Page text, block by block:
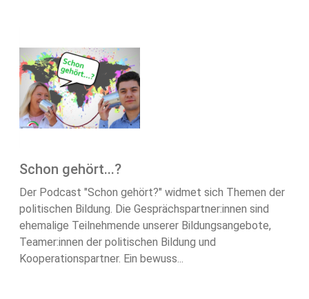
Schon gehört...?
Der Podcast "Schon gehört?" widmet sich Themen der
politischen Bildung. Die Gesprächspartner:innen sind
ehemalige Teilnehmende unserer Bildungsangebote,
Teamer:innen der politischen Bildung und
Kooperationspartner. Ein bewuss...